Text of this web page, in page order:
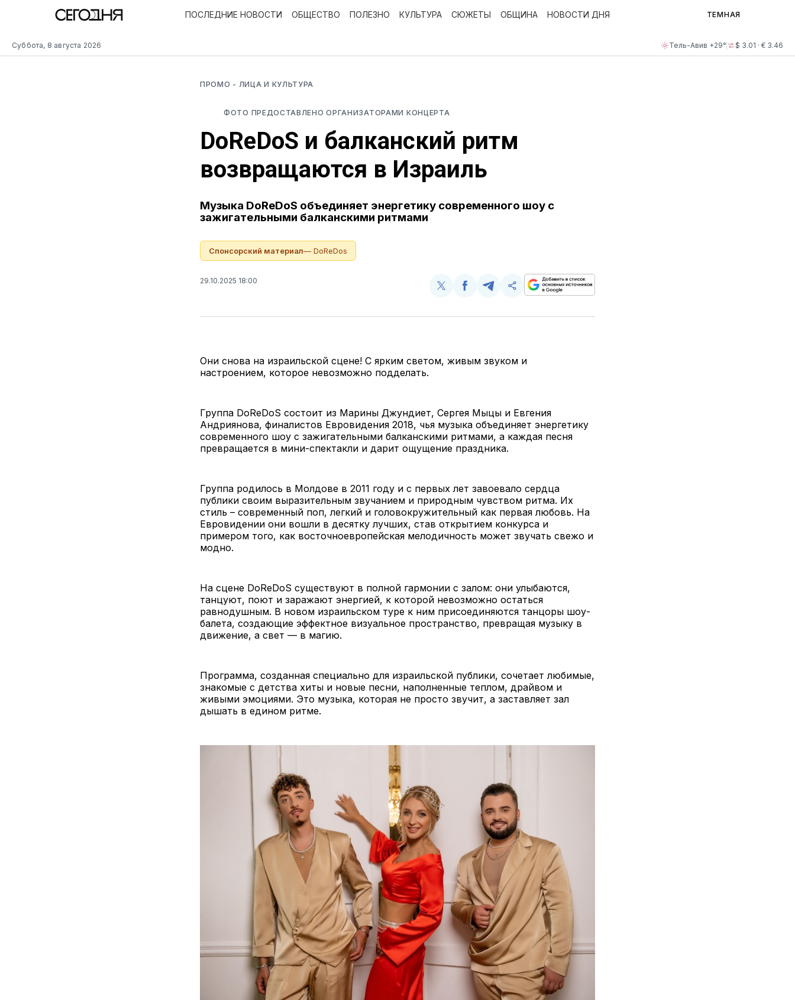
Суббота, 8 августа 2026 Тель-Авив +29° $ 3.01 · € 3.46
ПОСЛЕДНИЕ НОВОСТИ ОБЩЕСТВО ПОЛЕЗНО КУЛЬТУРА СЮЖЕТЫ ОБЩИНА НОВОСТИ ДНЯ ТЕМНАЯ
ПРОМО - ЛИЦА И КУЛЬТУРА
ФОТО ПРЕДОСТАВЛЕНО ОРГАНИЗАТОРАМИ КОНЦЕРТА
DoReDoS и балканский ритм
возвращаются в Израиль
Музыка DoReDoS объединяет энергетику современного шоу с
зажигательными балканскими ритмами
Спонсорский материал— DoReDos
29.10.2025 18:00
Поделиться
Twitter
Поделиться
Facebook
Поделиться
Telegram
Скопируйте
поделитесь
Они снова на израильской сцене! C ярким светом, живым звуком и
настроением, которое невозможно подделать.
Группа DoReDoS состоит из Марины Джундиет, Сергея Мыцы и Евгения
Андриянова, финалистов Евровидения 2018, чья музыка объединяет энергетику
современного шоу с зажигательными балканскими ритмами, а каждая песня
превращается в мини-спектакли и дарит ощущение праздника.
Группа родилось в Молдове в 2011 году и с первых лет завоевало сердца
публики своим выразительным звучанием и природным чувством ритма. Их
стиль – современный поп, легкий и головокружительный как первая любовь. На
Евровидении они вошли в десятку лучших, став открытием конкурса и
примером того, как восточноевропейская мелодичность может звучать свежо и
модно.
На сцене DoReDoS существуют в полной гармонии с залом: они улыбаются,
танцуют, поют и заражают энергией, к которой невозможно остаться
равнодушным. В новом израильском туре к ним присоединяются танцоры шоу-
балета, создающие эффектное визуальное пространство, превращая музыку в
движение, а свет — в магию.
Программа, созданная специально для израильской публики, сочетает любимые,
знакомые с детства хиты и новые песни, наполненные теплом, драйвом и
живыми эмоциями. Это музыка, которая не просто звучит, а заставляет зал
дышать в едином ритме.